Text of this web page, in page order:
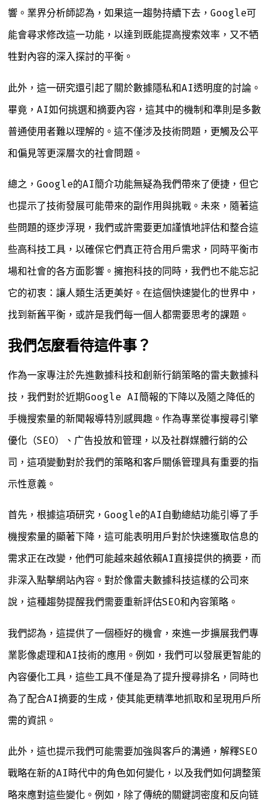
響。業界分析師認為，如果這一趨勢持續下去，Google可
能會尋求修改這一功能，以達到既能提高搜索效率，又不牺
牲對內容的深入探討的平衡。
此外，這一研究還引起了關於數據隱私和AI透明度的討論。
畢竟，AI如何挑選和摘要內容，這其中的機制和準則是多數
普通使用者難以理解的。這不僅涉及技術問題，更觸及公平
和偏見等更深層次的社會問題。
總之，Google的AI簡介功能無疑為我們帶來了便捷，但它
也提示了技術發展可能帶來的副作用與挑戰。未來，隨著這
些問題的逐步浮現，我們或許需要更加謹慎地評估和整合這
些高科技工具，以確保它們真正符合用戶需求，同時平衡市
場和社會的各方面影響。擁抱科技的同時，我們也不能忘記
它的初衷：讓人類生活更美好。在這個快速變化的世界中，
找到新舊平衡，或許是我們每一個人都需要思考的課題。
我們怎麼看待這件事？
作為一家專注於先進數據科技和創新行銷策略的雷夫數據科
技，我們對於近期Google AI簡報的下降以及隨之降低的
手機搜索量的新聞報導特別感興趣。作為專業從事搜尋引擎
優化（SEO）、广告投放和管理，以及社群媒體行銷的公
司，這項變動對於我們的策略和客戶關係管理具有重要的指
示性意義。
首先，根據這項研究，Google的AI自動總結功能引導了手
機搜索量的顯著下降，這可能表明用戶對於快速獲取信息的
需求正在改變，他們可能越來越依賴AI直接提供的摘要，而
非深入點擊網站內容。對於像雷夫數據科技這樣的公司來
說，這種趨勢提醒我們需要重新評估SEO和內容策略。
我們認為，這提供了一個極好的機會，來進一步擴展我們專
業影像處理和AI技術的應用。例如，我們可以發展更智能的
內容優化工具，這些工具不僅是為了提升搜尋排名，同時也
為了配合AI摘要的生成，使其能更精準地抓取和呈現用戶所
需的資訊。
此外，這也提示我們可能需要加強與客戶的溝通，解釋SEO
戰略在新的AI時代中的角色如何變化，以及我們如何調整策
略來應對這些變化。例如，除了傳統的關鍵詞密度和反向链